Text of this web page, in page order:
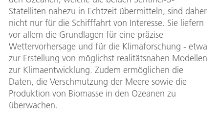
Statelliten nahezu in Echtzeit übermitteln, sind daher
nicht nur für die Schifffahrt von Interesse. Sie liefern
vor allem die Grundlagen für eine präzise
Wettervorhersage und für die Klimaforschung - etwa
zur Erstellung von möglichst realitätsnahen Modellen
zur Klimaentwicklung. Zudem ermöglichen die
Daten, die Verschmutzung der Meere sowie die
Produktion von Biomasse in den Ozeanen zu
überwachen.